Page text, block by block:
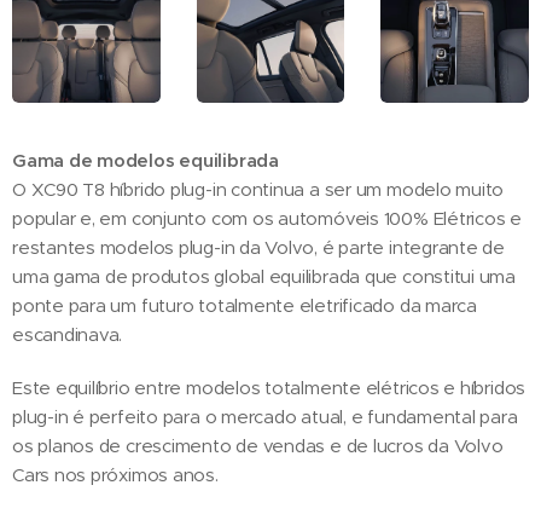
Gama de modelos equilibrada
O XC90 T8 híbrido plug-in continua a ser um modelo muito
popular e, em conjunto com os automóveis 100% Elétricos e
restantes modelos plug-in da Volvo, é parte integrante de
uma gama de produtos global equilibrada que constitui uma
ponte para um futuro totalmente eletrificado da marca
escandinava.
Este equilíbrio entre modelos totalmente elétricos e híbridos
plug-in é perfeito para o mercado atual, e fundamental para
os planos de crescimento de vendas e de lucros da Volvo
Cars nos próximos anos.